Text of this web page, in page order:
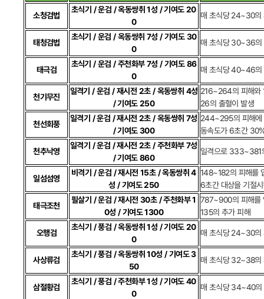
소청검법
초식기 / 운검 / 옥동쌍취 1성 / 기여도 20
0
매 초식당 24~30의
태청검법
초식기 / 운검 / 옥동쌍취 7성 / 기여도 30
0
매 초식당 30~36의
태극검
초식기 / 운검 / 주천화부 7성 / 기여도 86
0
매 초식당 40~46의
천기무진
일격기 / 운검 / 재시전 2초 / 옥동쌍취 4성
/ 기여도 250
216~264의 피해와
26의 출혈이 발생
천선회풍
일격기 / 운검 / 재시전 2초 / 옥동쌍취 7성
/ 기여도 300
244~295의 피해에
동속도가 6초간
천추낙영
일격기 / 운검 / 재시전 2초 / 주천화부 7성
/ 기여도 860
일격으로 333~381
일섬섬영
비격기 / 운검 / 재시전 15초 / 옥동쌍취 4
성 / 기여도 250
148~182의 피해를
6초간 대상을 기절
태극조천
필살기 / 운검 / 재시전 30초 / 주천화부 1
0성 / 기여도 1300
787~900의 피해를
135의 추가 피해
오행검
초식기 / 풍검 / 옥동쌍취 1성 / 기여도 20
0
매 초식당 24~30의
사상류검
초식기 / 풍검 / 옥동쌍취 10성 / 기여도 3
50
매 초식당 32~38의
삼절황검
초식기 / 풍검 / 주천화부 1성 / 기여도 40
0
매 초식당 34~40의